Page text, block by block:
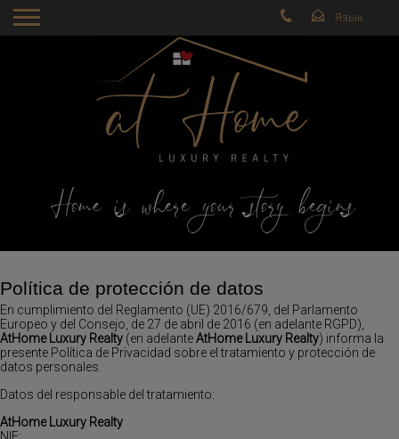
Home is where your story begins
Política de protección de datos
En cumplimiento del Reglamento (UE) 2016/679, del Parlamento
Europeo y del Consejo, de 27 de abril de 2016 (en adelante RGPD),
AtHome Luxury Realty (en adelanteAtHome Luxury Realty) informa la
presente Política de Privacidad sobre el tratamiento y protección de
datos personales.
Datos del responsable del tratamiento:
AtHome Luxury Realty